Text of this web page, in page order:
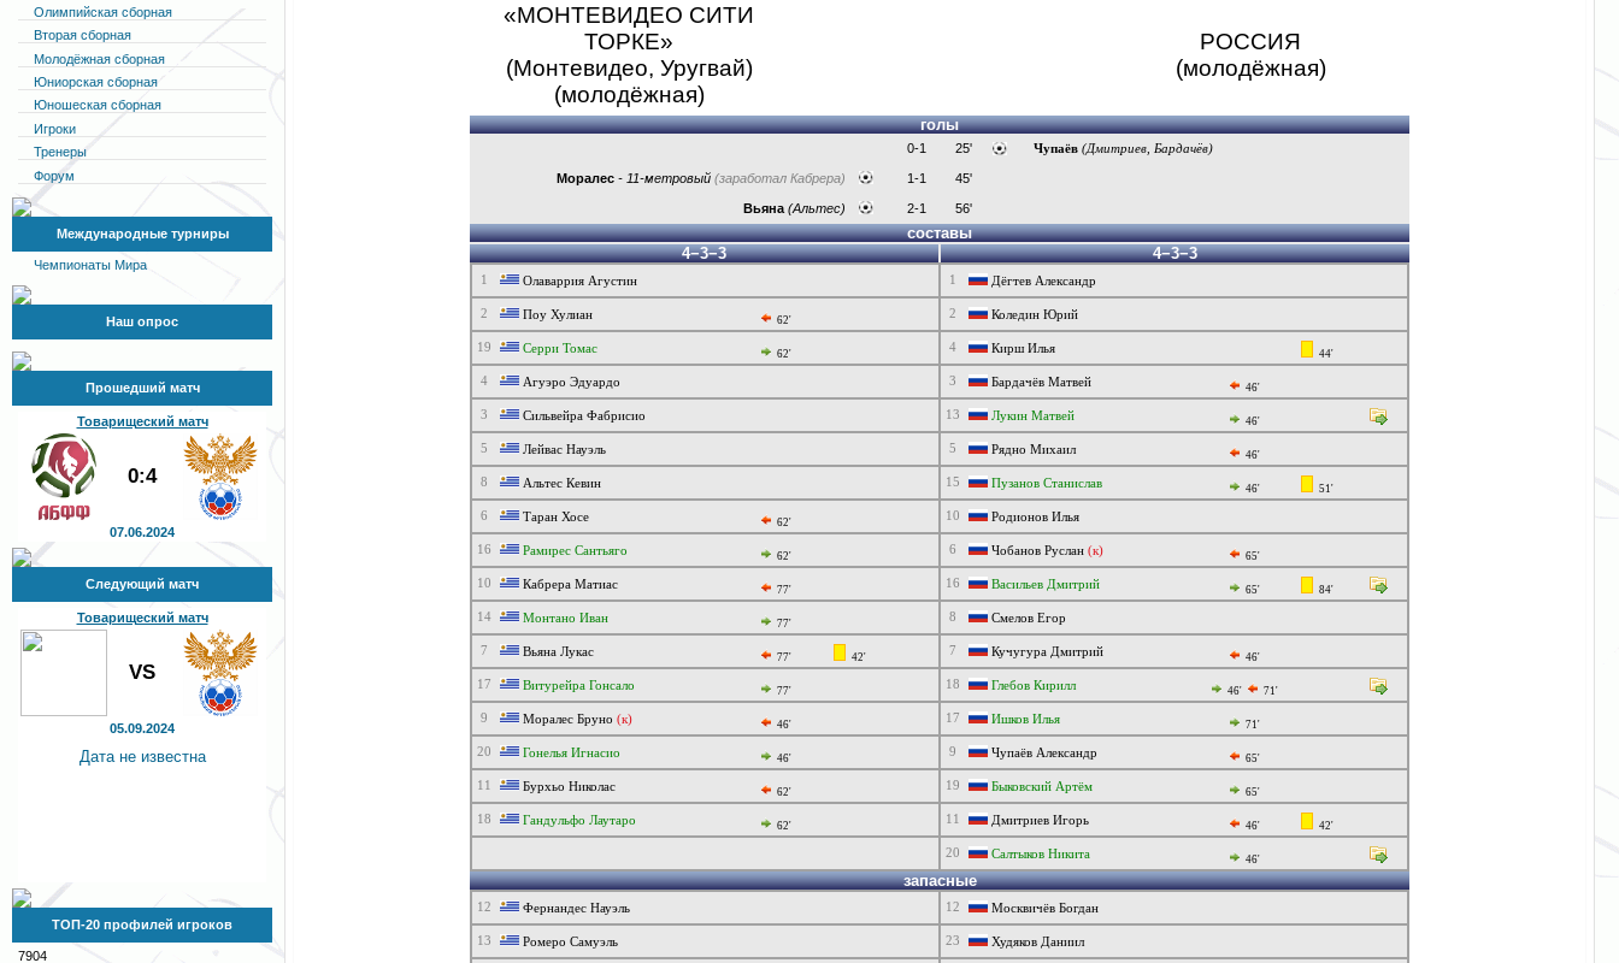
Олимпийская сборная
Вторая сборная
Молодёжная сборная
Юниорская сборная
Юношеская сборная
Игроки
Тренеры
Форум
Международные турниры
Чемпионаты Мира
Наш опрос
Прошедший матч
Товарищеский матч
0:4
07.06.2024
Следующий матч
Товарищеский матч
VS
05.09.2024
Дата не известна
ТОП-20 профилей игроков
7904
«МОНТЕВИДЕО СИТИ
ТОРКЕ»
(Монтевидео, Уругвай)
(молодёжная)
РОССИЯ
(молодёжная)
голы
0-1 25' Чупаёв (Дмитриев, Бардачёв)
Моралес - 11-метровый (заработал Кабрера) 1-1 45'
Вьяна (Альтес) 2-1 56'
составы
4−3−3
4−3−3
1 Олаваррия Агустин
2 Поу Хулиан 62'
19 Серри Томас 62'
4 Агуэро Эдуардо
3 Сильвейра Фабрисио
5 Лейвас Науэль
8 Альтес Кевин
6 Таран Хосе 62'
16 Рамирес Сантьяго 62'
10 Кабрера Матиас 77'
14 Монтано Иван 77'
7 Вьяна Лукас 77' 42'
17 Витурейра Гонсало 77'
9 Моралес Бруно (к) 46'
20 Гонелья Игнасио 46'
11 Бурхьо Николас 62'
18 Гандульфо Лаутаро 62'
1 Дёгтев Александр
2 Коледин Юрий
4 Кирш Илья 44'
3 Бардачёв Матвей 46'
13 Лукин Матвей 46'
5 Рядно Михаил 46'
15 Пузанов Станислав 46' 51'
10 Родионов Илья
6 Чобанов Руслан (к) 65'
16 Васильев Дмитрий 65' 84'
8 Смелов Егор
7 Кучугура Дмитрий 46'
18 Глебов Кирилл 46' 71'
17 Ишков Илья 71'
9 Чупаёв Александр 65'
19 Быковский Артём 65'
11 Дмитриев Игорь 46' 42'
20 Салтыков Никита 46'
запасные
12 Фернандес Науэль
13 Ромеро Самуэль
12 Москвичёв Богдан
23 Худяков Даниил